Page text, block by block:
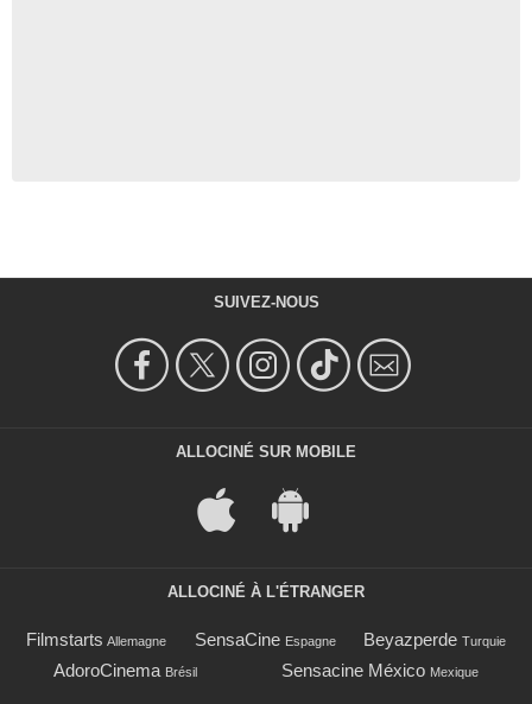
SUIVEZ-NOUS
ALLOCINÉ SUR MOBILE
ALLOCINÉ À L'ÉTRANGER
Filmstarts Allemagne SensaCine Espagne Beyazperde Turquie
AdoroCinema Brésil Sensacine México Mexique